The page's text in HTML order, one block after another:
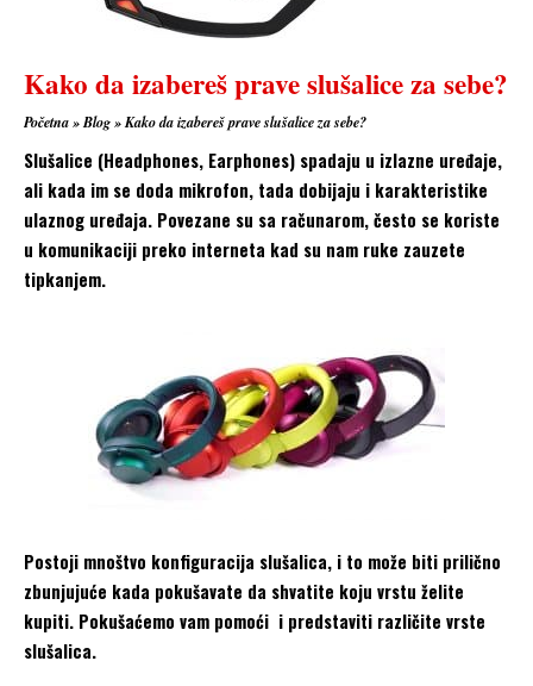
Kako da izabereš prave slušalice za sebe?
Početna»Blog»Kako da izabereš prave slušalice za sebe?
Slušalice (Headphones, Earphones) spadaju u izlazne uređaje,
ali kada im se doda mikrofon, tada dobijaju i karakteristike
ulaznog uređaja. Povezane su sa računarom, često se koriste
u komunikaciji preko interneta kad su nam ruke zauzete
tipkanjem.
Postoji mnoštvo konfiguracija slušalica, i to može biti prilično
zbunjujuće kada pokušavate da shvatite koju vrstu želite
kupiti. Pokušaćemo vam pomoći i predstaviti različite vrste
slušalica.